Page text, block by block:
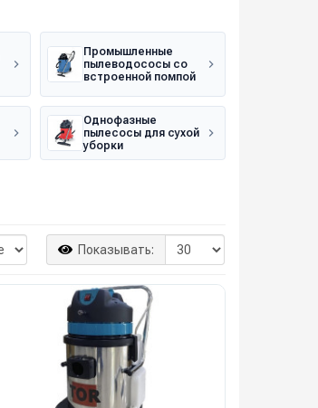
Промышленные
пылеводососы со
встроенной помпой
Однофазные
пылесосы для сухой
уборки
Показывать: